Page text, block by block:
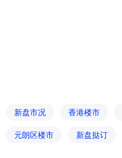
新盘市况 香港楼市
元朗区楼市 新盘挞订